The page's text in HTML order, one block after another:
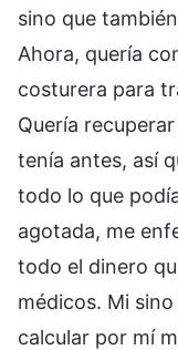
sino que
Ahora, quería
costurera para
Quería
tenía antes, así
todo lo que
agotada, me
todo el dinero
médicos. Mi
calcular por mí